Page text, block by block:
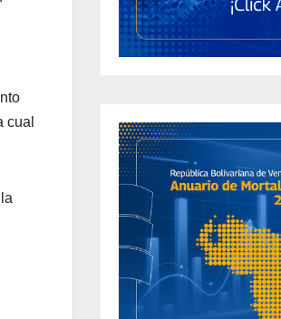
cual